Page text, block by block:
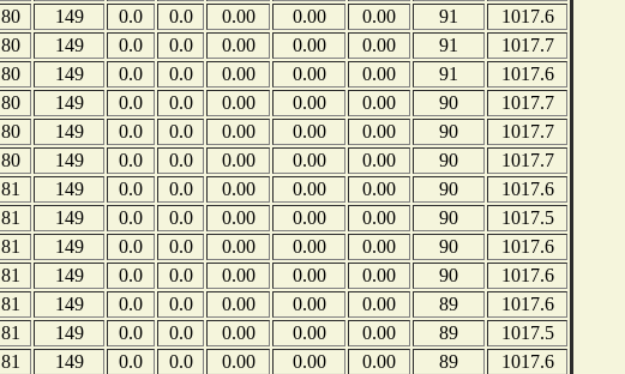
80 149 0.0 0.0 0.00 0.00 0.00 91
1017.6
80 149 0.0 0.0 0.00 0.00 0.00 91
1017.7
80 149 0.0 0.0 0.00 0.00 0.00 91
1017.6
80 149 0.0 0.0 0.00 0.00 0.00 90
1017.7
80 149 0.0 0.0 0.00 0.00 0.00 90
1017.7
80 149 0.0 0.0 0.00 0.00 0.00 90
1017.7
81 149 0.0 0.0 0.00 0.00 0.00 90
1017.6
81 149 0.0 0.0 0.00 0.00 0.00 90
1017.5
81 149 0.0 0.0 0.00 0.00 0.00 90
1017.6
81 149 0.0 0.0 0.00 0.00 0.00 90
1017.6
81 149 0.0 0.0 0.00 0.00 0.00 89
1017.6
81 149 0.0 0.0 0.00 0.00 0.00 89
1017.5
81 149 0.0 0.0 0.00 0.00 0.00 89
1017.6